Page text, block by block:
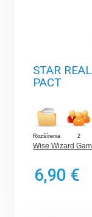
STAR
PACT
Rozšírenia 2
Wise Wizard
6,90 €